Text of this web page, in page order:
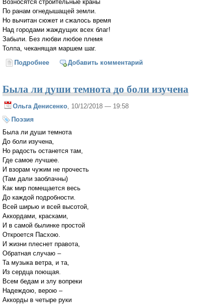
Возносятся строительные краны
По ранам огнедышащей земли.
Но вычитан сюжет и сжалось время
Над городами жаждущих всех благ!
Забыли. Без любви любое племя
Толпа, чеканящая маршем шаг.
Подробнее о Когда пройдешь...
Добавить комментарий
Была ли души темнота до боли изучена
Ольга Денисенко , 10/12/2018 — 19:58
Поэзия
Была ли души темнота
До боли изучена,
Но радость останется там,
Где самое лучшее.
И взорам чужим не прочесть
(Там дали заоблачны)
Как мир помещается весь
До каждой подробности.
Всей ширью и всей высотой,
Аккордами, красками,
И в самой былинке простой
Откроется Пасхою.
И жизни плеснет правота,
Обратная случаю –
Та музыка ветра, и та,
Из сердца поющая.
Всем бедам и злу вопреки
Надеждою, верою –
Аккорды в четыре руки